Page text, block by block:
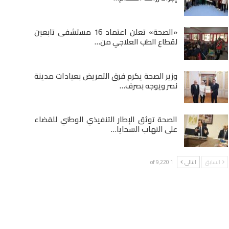
«الصحة» تعلن اعتماد 16 مستشفى تابعين
لقطاع الطب العلاجي من…
وزير الصحة يكرم فرق التمريض بعيادات مدينة
نصر ويوجه بصرف…
الصحة توثق الإطار التنفيذي الوطني للقضاء
على التهاب السحايا…
السابق التالى 1 of 9٬220